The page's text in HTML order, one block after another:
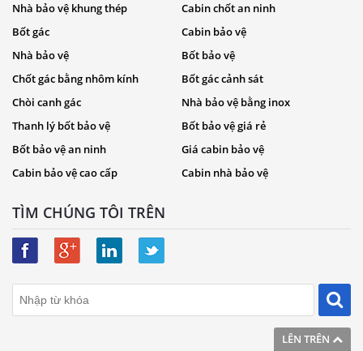
LÊN TRÊN
Nhà bảo vệ khung thép
Cabin chốt an ninh
Bốt gác
Cabin bảo vệ
Nhà bảo vệ
Bốt bảo vệ
Chốt gác bằng nhôm kính
Bốt gác cảnh sát
Chòi canh gác
Nhà bảo vệ bằng inox
Thanh lý bốt bảo vệ
Bốt bảo vệ giá rẻ
Bốt bảo vệ an ninh
Giá cabin bảo vệ
Cabin bảo vệ cao cấp
Cabin nhà bảo vệ
TÌM CHÚNG TÔI TRÊN